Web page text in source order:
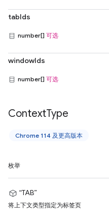
tabIds
number[] 可选
windowIds
number[] 可选
ContextType
Chrome 114 及更高版本
枚举
“TAB”
将上下文类型指定为标签页